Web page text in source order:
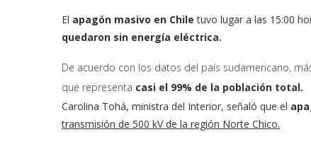
El apagón masivo en Chile tuvo lugar a las 15:00
quedaron sin energía eléctrica.
De acuerdo con los datos del país sudamericano,
que representa casi el 99% de la población total.
Carolina Tohá, ministra del Interior, señaló que el
transmisión de 500 kV de la región Norte Chico.